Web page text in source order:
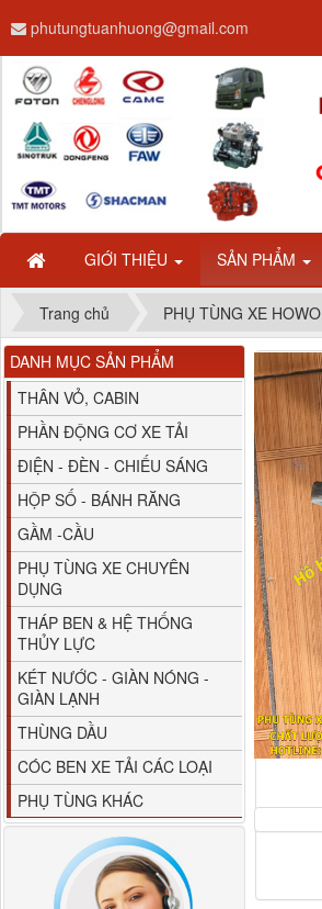
GIỚI THIỆU SẢN PHẨM
phutungtuanhuong@gmail.com
Trang chủ PHỤ TÙNG XE HOWO
DANH MỤC SẢN PHẨM
THÂN VỎ, CABIN
PHẦN ĐỘNG CƠ XE TẢI
ĐIỆN - ĐÈN - CHIẾU SÁNG
HỘP SỐ - BÁNH RĂNG
GẦM -CẦU
PHỤ TÙNG XE CHUYÊN
DỤNG
THÁP BEN & HỆ THỐNG
THỦY LỰC
KÉT NƯỚC - GIÀN NÓNG -
GIÀN LẠNH
THÙNG DẦU
CÓC BEN XE TẢI CÁC LOẠI
PHỤ TÙNG KHÁC
Dây ga CAMC H08 dài
2.68m
Bình nước phụ
Chenglong hải âu...
80YHCB-60 Bơm xăng
dầu 60m3/h...